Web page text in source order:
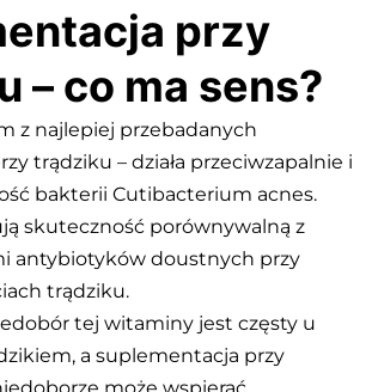
przy
– co ma sens?
z najlepiej przebadanych
trądziku – działa przeciwzapalnie i
bakterii Cutibacterium acnes.
skuteczność porównywalną z
antybiotyków doustnych przy
trądziku.
tej witaminy jest częsty u
a suplementacja przy